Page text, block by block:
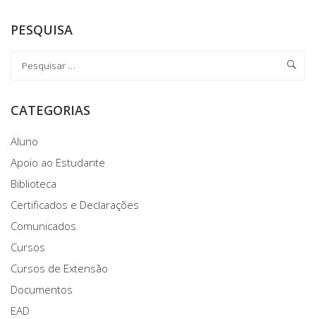
PESQUISA
CATEGORIAS
Aluno
Apoio ao Estudante
Biblioteca
Certificados e Declarações
Comunicados
Cursos
Cursos de Extensão
Documentos
EAD